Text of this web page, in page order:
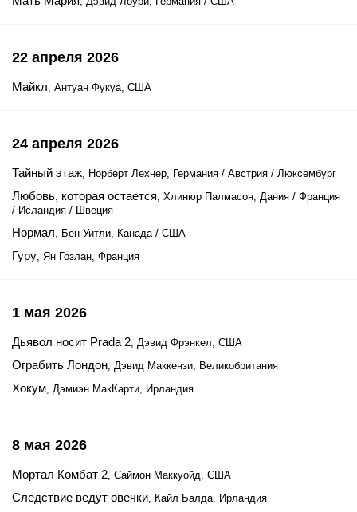
22 апреля 2026
Майкл, Антуан Фукуа, США
24 апреля 2026
Тайный этаж, Норберт Лехнер, Германия / Австрия / Люксембург
Любовь, которая остается, Хлинюр Палмасон, Дания / Франция
/ Исландия / Швеция
Нормал, Бен Уитли, Канада / США
Гуру, Ян Гозлан, Франция
1 мая 2026
Дьявол носит Prada 2, Дэвид Фрэнкел, США
Ограбить Лондон, Дэвид Маккензи, Великобритания
Хокум, Дэмиэн МакКарти, Ирландия
8 мая 2026
Мортал Комбат 2, Саймон Маккуойд, США
Следствие ведут овечки, Кайл Балда, Ирландия